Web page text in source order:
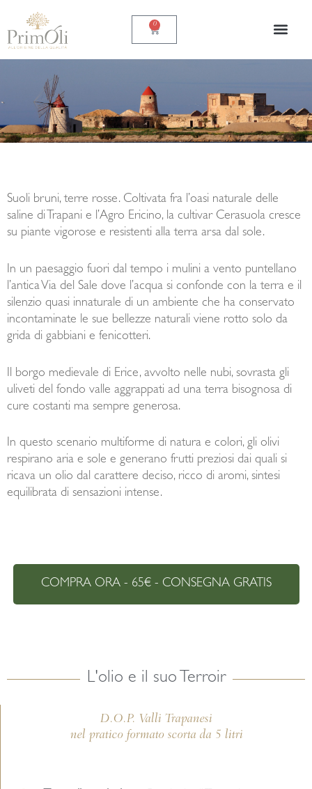
contenuto
0
Carrello
Suoli bruni, terre rosse. Coltivata fra l’oasi naturale delle
saline di Trapani e l’Agro Ericino, la cultivar Cerasuola cresce
su piante vigorose e resistenti alla terra arsa dal sole.
In un paesaggio fuori dal tempo i mulini a vento puntellano
l’antica Via del Sale dove l’acqua si confonde con la terra e il
silenzio quasi innaturale di un ambiente che ha conservato
incontaminate le sue bellezze naturali viene rotto solo da
grida di gabbiani e fenicotteri.
Il borgo medievale di Erice, avvolto nelle nubi, sovrasta gli
uliveti del fondo valle aggrappati ad una terra bisognosa di
cure costanti ma sempre generosa.
In questo scenario multiforme di natura e colori, gli olivi
respirano aria e sole e generano frutti preziosi dai quali si
ricava un olio dal carattere deciso, ricco di aromi, sintesi
equilibrata di sensazioni intense.
COMPRA ORA - 65€ - CONSEGNA GRATIS
L'olio e il suo Terroir
D.O.P. Valli Trapanesi
nel pratico formato scorta da 5 litri